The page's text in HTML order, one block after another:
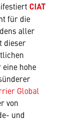
CIAT
für die
aller
dieser
hohe
Global
von
und